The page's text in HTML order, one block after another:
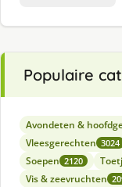
Populaire
Avondeten &
Vleesgerechten 3024
Soepen 2120
Vis & zeevruchten